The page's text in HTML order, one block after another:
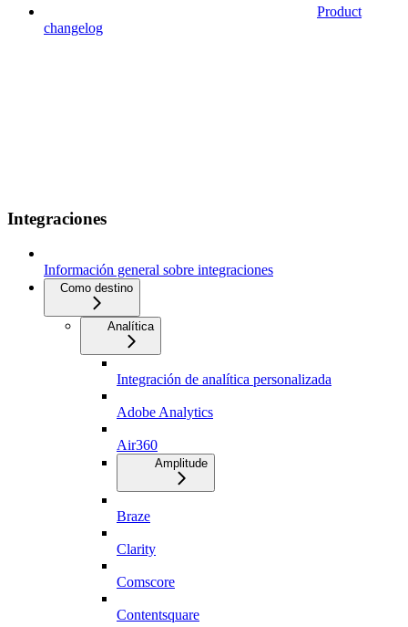
Product
changelog
Integraciones
Información general sobre integraciones
Como destino
Analítica
Integración de analítica personalizada
Adobe Analytics
Air360
Amplitude
Braze
Clarity
Comscore
Contentsquare